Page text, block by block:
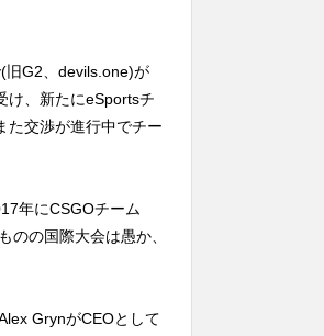
旧G2、devils.one)が
け、新たにeSportsチ
た交渉が進行中でチー
年にCSGOチーム
の国際大会は愚か、
GrynがCEOとして